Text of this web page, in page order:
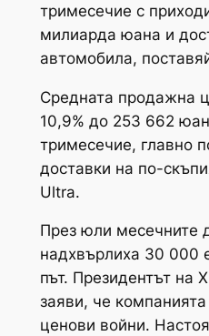
тримесечие с
милиарда юана и
автомобила,
Средната продажна
10,9% до 253 662
тримесечие, главно
доставки на по-
Ultra.
През юли месечните
надхвърлиха 30 000
път. Президентът на
заяви, че
ценови войни.